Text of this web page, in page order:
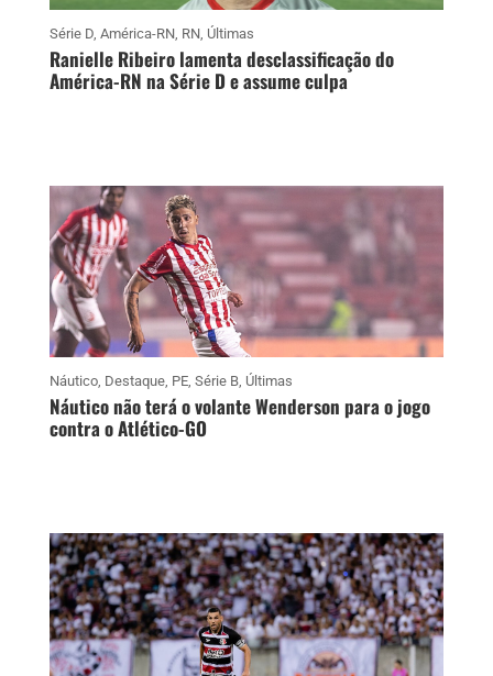
Série D, América-RN, RN, Últimas
Ranielle Ribeiro lamenta desclassificação do
América-RN na Série D e assume culpa
Náutico, Destaque, PE, Série B, Últimas
Náutico não terá o volante Wenderson para o jogo
contra o Atlético-GO